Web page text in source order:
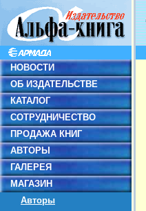
НОВОСТИ
ОБ ИЗДАТЕЛЬСТВЕ
КАТАЛОГ
СОТРУДНИЧЕСТВО
ПРОДАЖА КНИГ
АВТОРЫ
ГАЛЕРЕЯ
МАГАЗИН
Авторы